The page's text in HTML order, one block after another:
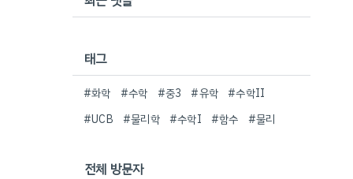
태그
#화학 #수학 #중3 #유학 #수학II
#UCB
#물리학 #수학I #함수 #물리
전체 방문자